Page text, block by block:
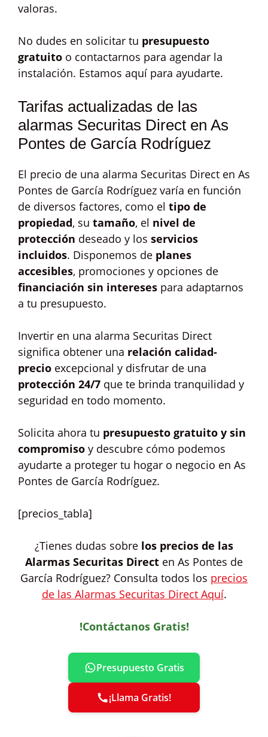
valoras.
No dudes en solicitar tu presupuesto
gratuito o contactarnos para agendar la
instalación. Estamos aquí para ayudarte.
Tarifas actualizadas de las
alarmas Securitas Direct en As
Pontes de García Rodríguez
El precio de una alarma Securitas Direct en As
Pontes de García Rodríguez varía en función
de diversos factores, como el tipo de
propiedad, su tamaño, el nivel de
protección deseado y los servicios
incluidos. Disponemos de planes
accesibles, promociones y opciones de
financiación sin intereses para adaptarnos
a tu presupuesto.
Invertir en una alarma Securitas Direct
significa obtener una relación calidad-
precio excepcional y disfrutar de una
protección 24/7 que te brinda tranquilidad y
seguridad en todo momento.
Solicita ahora tu presupuesto gratuito y sin
compromiso y descubre cómo podemos
ayudarte a proteger tu hogar o negocio en As
Pontes de García Rodríguez.
[precios_tabla]
¿Tienes dudas sobre los precios de las
Alarmas Securitas Direct en As Pontes de
García Rodríguez? Consulta todos los precios
de las Alarmas Securitas Direct Aquí.
!Contáctanos Gratis!
Presupuesto Gratis
¡Llama Gratis!